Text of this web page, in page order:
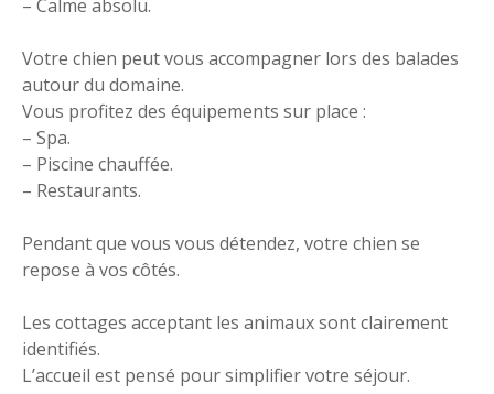
– Calme absolu.
Votre chien peut vous accompagner lors des balades
autour du domaine.
Vous profitez des équipements sur place :
– Spa.
– Piscine chauffée.
– Restaurants.
Pendant que vous vous détendez, votre chien se
repose à vos côtés.
Les cottages acceptant les animaux sont clairement
identifiés.
L’accueil est pensé pour simplifier votre séjour.